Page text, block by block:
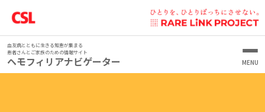
血友病とともに生きる知恵が集まる
患者さんとご家族のための情報サイト
ヘモフィリアナビゲーター